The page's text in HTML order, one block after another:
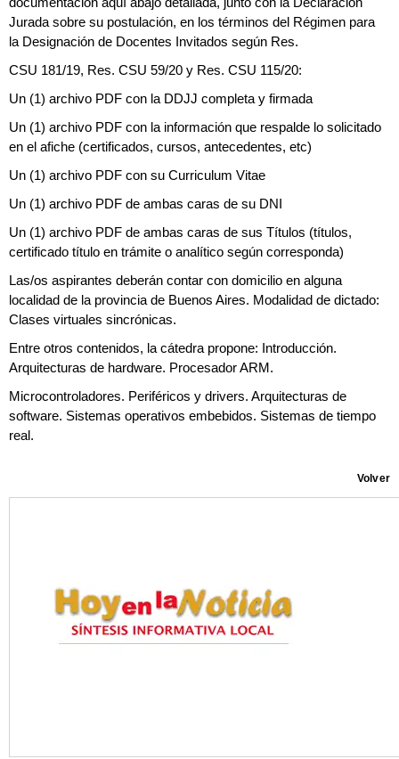
Jurada sobre su postulación, en los términos del Régimen para
la Designación de Docentes Invitados según Res.
CSU 181/19, Res. CSU 59/20 y Res. CSU 115/20:
Un (1) archivo PDF con la DDJJ completa y firmada
Un (1) archivo PDF con la información que respalde lo solicitado
en el afiche (certificados, cursos, antecedentes, etc)
Un (1) archivo PDF con su Curriculum Vitae
Un (1) archivo PDF de ambas caras de su DNI
Un (1) archivo PDF de ambas caras de sus Títulos (títulos,
certificado título en trámite o analítico según corresponda)
Las/os aspirantes deberán contar con domicilio en alguna
localidad de la provincia de Buenos Aires. Modalidad de dictado:
Clases virtuales sincrónicas.
Entre otros contenidos, la cátedra propone: Introducción.
Arquitecturas de hardware. Procesador ARM.
Microcontroladores. Periféricos y drivers. Arquitecturas de
software. Sistemas operativos embebidos. Sistemas de tiempo
real.
Volver